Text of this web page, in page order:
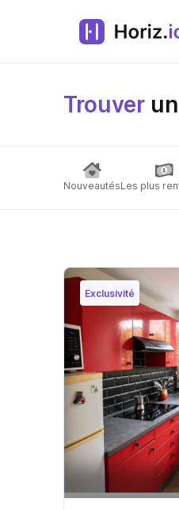
Trouver
NouveautésLes plus
Exclusivité